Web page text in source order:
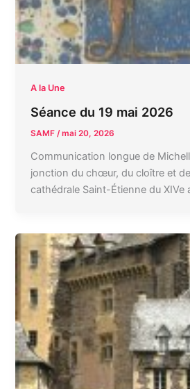
A la Une
Séance du 19 mai 2026
SAMF/mai 20, 2026
Communication longue de
jonction du chœur, du cloître et
cathédrale Saint-Étienne du XIVe